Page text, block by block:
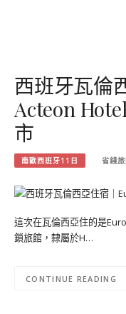
西班牙瓦倫
Acteon
市
南歐西班牙11日 省錢
這次在瓦倫西亞住的是
鎖旅館，隸屬於H…
CONTINUE READING